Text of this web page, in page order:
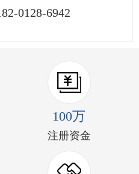
0128-6942
100万
注册资金